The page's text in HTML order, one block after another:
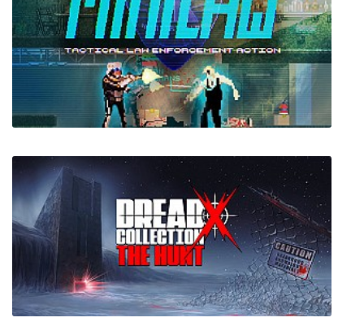
Path of Redemption
miniLAW: Ministry of Law